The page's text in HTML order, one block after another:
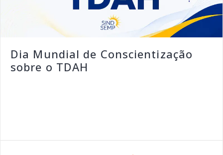
Dia Mundial de Conscientização
sobre o TDAH